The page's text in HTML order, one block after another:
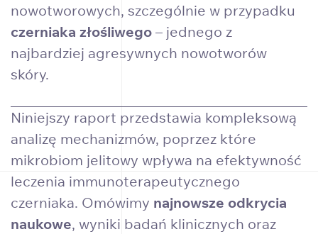
nowotworowych, szczególnie w przypadku
czerniaka złośliwego – jednego z
najbardziej agresywnych nowotworów
skóry.
Niniejszy raport przedstawia kompleksową
analizę mechanizmów, poprzez które
mikrobiom jelitowy wpływa na efektywność
leczenia immunoterapeutycznego
czerniaka. Omówimy najnowsze odkrycia
naukowe, wyniki badań klinicznych oraz